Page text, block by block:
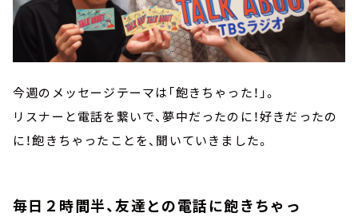
今週のメッセージテーマは「飽きちゃった！」。
リスナーと電話を繋いで、夢中だったのに！好きだったの
に！飽きちゃったことを、聞いていきました。
毎日２時間半、友達との電話に飽きちゃっ